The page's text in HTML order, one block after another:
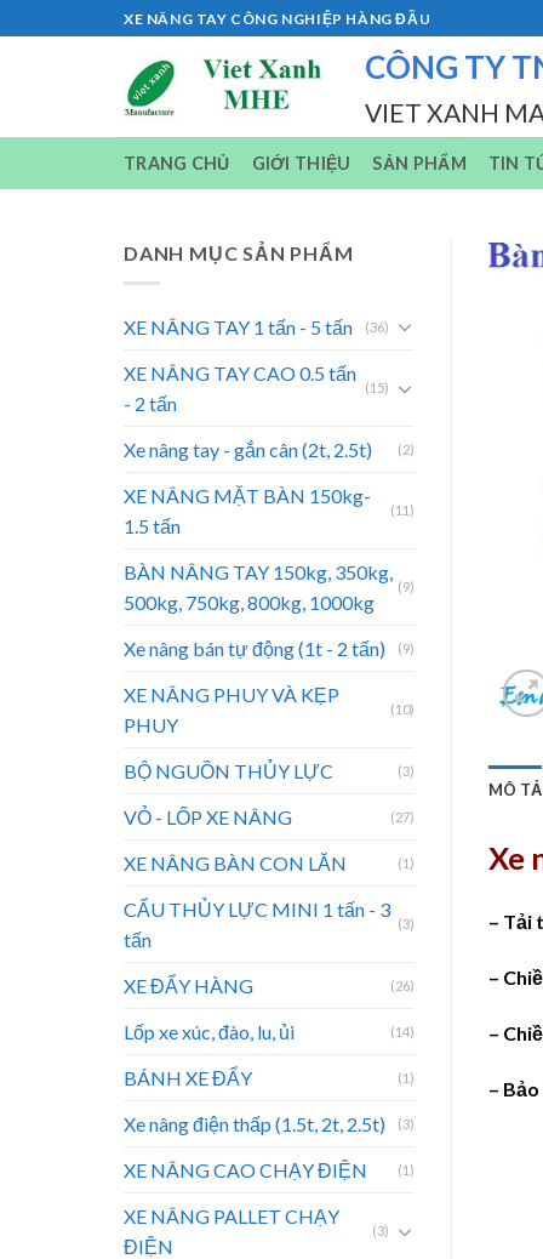
to
XE NÂNG TAY CÔNG NGHIỆP HÀNG ĐẦU
CÔNG TY
VIET XANH
TRANG CHỦ GIỚI THIỆU SẢN PHẨM TIN
DANH MỤC SẢN PHẨM
XE NÂNG TAY 1 tấn - 5 tấn (36)
XE NÂNG TAY CAO 0.5 tấn
- 2 tấn
(15)
Xe nâng tay - gắn cân (2t, 2.5t) (2)
XE NÂNG MẶT BÀN 150kg-
1.5 tấn
(11)
BÀN NÂNG TAY 150kg, 350kg,
500kg, 750kg, 800kg, 1000kg
(9)
Xe nâng bán tự động (1t - 2 tấn) (9)
XE NÂNG PHUY VÀ KẸP
PHUY
(10)
BỘ NGUỒN THỦY LỰC (3)
VỎ - LỐP XE NÂNG (27)
XE NÂNG BÀN CON LĂN (1)
CẨU THỦY LỰC MINI 1 tấn - 3
tấn
(3)
XE ĐẨY HÀNG (26)
Lốp xe xúc, đào, lu, ủi (14)
BÁNH XE ĐẨY (1)
Xe nâng điện thấp (1.5t, 2t, 2.5t) (3)
XE NÂNG CAO CHẠY ĐIỆN (1)
XE NÂNG PALLET CHẠY
ĐIỆN
(3)
MÔ TẢ
Xe
– Tải
–
–
–